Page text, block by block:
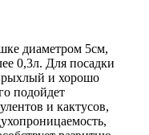
диаметром 5см,
0,3л. Для посадки
рыхлый и хорошо
подойдет
и кактусов,